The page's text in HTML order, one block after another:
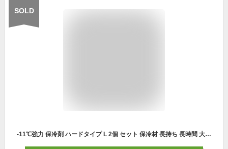
SOLD
-11℃強力 保冷剤 ハードタイプ L 2個 セット 保冷材 長持ち 長時間 大きい サイズ 保冷 冷凍 保存 氷点下 アウトドア キャンプ レジャー ピクニック キャンプ ソロ ファミリー お花見 花見